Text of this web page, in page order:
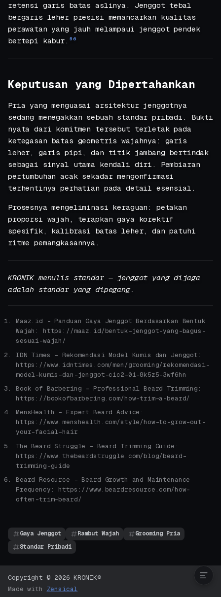
Bentuk Wajah Menentukan
Keseimbangan
Jadwal Kalibrasi
Keputusan yang
retensi garis batas aslinya. Jenggot tebal
bergaris leher presisi memancarkan kualitas
perawatan yang jauh melampaui jenggot pendek
bertepi kabur. 56
Keputusan yang Dipertahankan
Pria yang menguasai arsitektur jenggotnya
sedang menegakkan sebuah standar pribadi. Bukti
nyata dari komitmen tersebut terletak pada
ketegasan batas geometris wajahnya: garis
leher, garis pipi, dan titik jambang bertindak
sebagai sinyal utama kendali diri. Pembiaran
pertumbuhan acak sekadar mengonfirmasi
terhentinya perhatian pada detail esensial.
Prosesnya mengeliminasi keraguan: petakan
proporsi wajah, terapkan gaya korektif
spesifik, kalibrasi batas leher, dan patuhi
ritme pemangkasannya.
KRONIK menulis standar — jenggot yang dijaga
adalah standar yang dipegang.
Maaz.id - Panduan Gaya Jenggot Berdasarkan Bentuk
Wajah: https://maaz.id/bentuk-jenggot-yang-bagus-
sesuai-wajah/
IDN Times - Rekomendasi Model Kumis dan Jenggot:
https://www.idntimes.com/men/grooming/rekomendasi-
model-kumis-dan-jenggot-c1c2-01-8k5z5-3wf6hn
Book of Barbering - Professional Beard Trimming:
https://bookofbarbering.com/how-trim-a-beard/
MensHealth - Expert Beard Advice:
https://www.menshealth.com/style/how-to-grow-out-
your-facial-hair
The Beard Struggle - Beard Trimming Guide:
https://www.thebeardstruggle.com/blog/beard-
trimming-guide
Beard Resource - Beard Growth and Maintenance
Frequency: https://www.beardresource.com/how-
often-trim-beard/
Gaya Jenggot Rambut Wajah
Grooming Pria
Standar Pribadi
Copyright © 2026 KRONIK®
Made with Zensical